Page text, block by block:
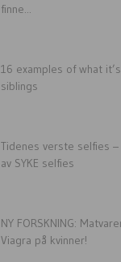
finne...
16 examples of what
siblings
Tidenes verste selfies –
av SYKE selfies
NY FORSKNING:
Viagra på kvinner!